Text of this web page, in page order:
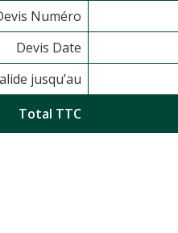
Numéro
Devis Date
jusqu’au
Total TTC